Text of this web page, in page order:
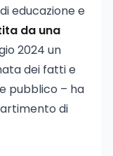
educazione e
da una
2024 un
dei fatti e
pubblico – ha
di